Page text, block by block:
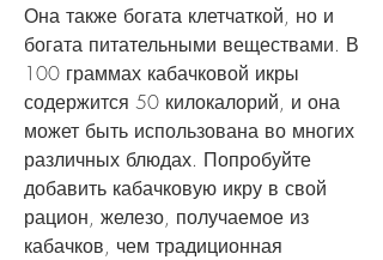
Она также богата клетчаткой, но и
богата питательными веществами. В
100 граммах кабачковой икры
содержится 50 килокалорий, и она
может быть использована во многих
различных блюдах. Попробуйте
добавить кабачковую икру в свой
рацион, железо, получаемое из
кабачков, чем традиционная